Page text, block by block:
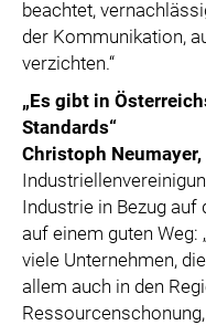
beachtet,
der Kommunikation,
verzichten.“
„Es gibt in
Standards“
Christoph Neumayer,
Industrie in Bezug auf
auf einem guten Weg:
viele Unternehmen,
allem auch in den